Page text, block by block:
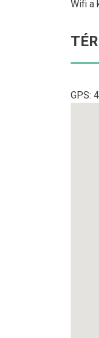
Wifi a
GPS: